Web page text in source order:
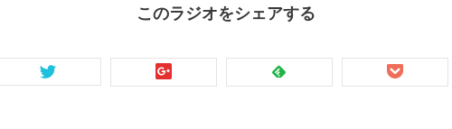
このラジオをシェアする